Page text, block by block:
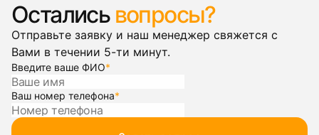
Остались вопросы?
Отправьте заявку и наш менеджер свяжется с
Вами в течении 5-ти минут.
Введите ваше ФИО*
Ваш номер телефона*